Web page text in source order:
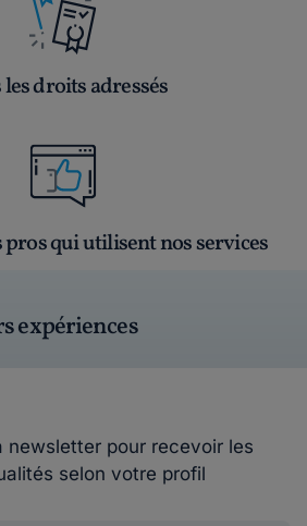
les droits adressés
pros qui utilisent nos services
expériences
newsletter pour recevoir les
selon votre profil